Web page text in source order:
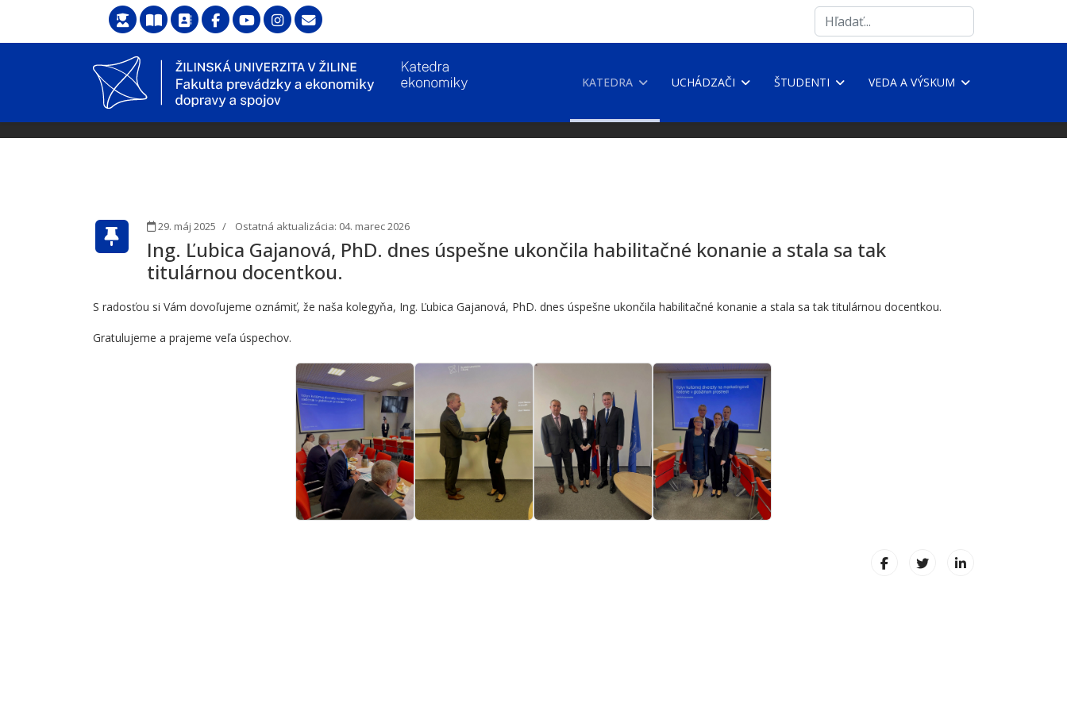
Search
...
KATEDRA UCHÁDZAČI ŠTUDENTI VEDA A VÝSKUM
29. máj 2025 Ostatná aktualizácia: 04. marec 2026
Ing. Ľubica Gajanová, PhD. dnes úspešne ukončila habilitačné konanie a stala sa tak
titulárnou docentkou.
S radosťou si Vám dovoľujeme oznámiť, že naša kolegyňa, Ing. Ľubica Gajanová, PhD. dnes úspešne ukončila habilitačné konanie a stala sa tak titulárnou docentkou.
Gratulujeme a prajeme veľa úspechov.